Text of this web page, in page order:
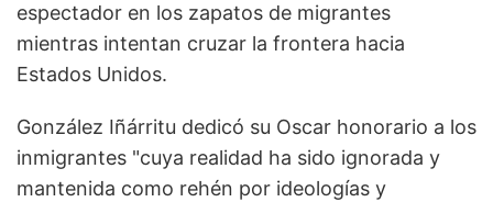
espectador en los zapatos de migrantes
mientras intentan cruzar la frontera hacia
Estados Unidos.
González Iñárritu dedicó su Oscar honorario a los
inmigrantes "cuya realidad ha sido ignorada y
mantenida como rehén por ideologías y